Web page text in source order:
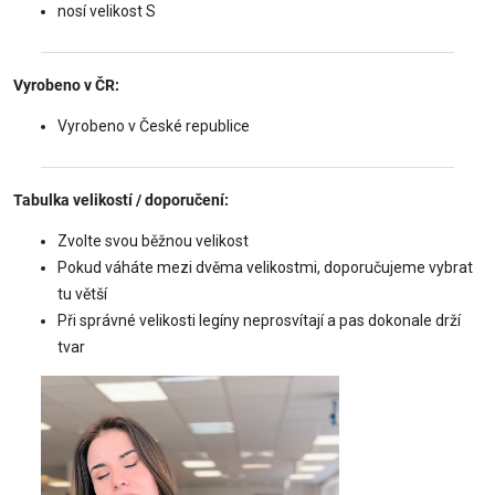
nosí velikost S
Vyrobeno v ČR:
Vyrobeno v České republice
Tabulka velikostí / doporučení:
Zvolte svou běžnou velikost
Pokud váháte mezi dvěma velikostmi, doporučujeme vybrat
tu větší
Při správné velikosti legíny neprosvítají a pas dokonale drží
tvar